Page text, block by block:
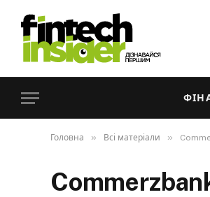
Головна » Всі матеріали »